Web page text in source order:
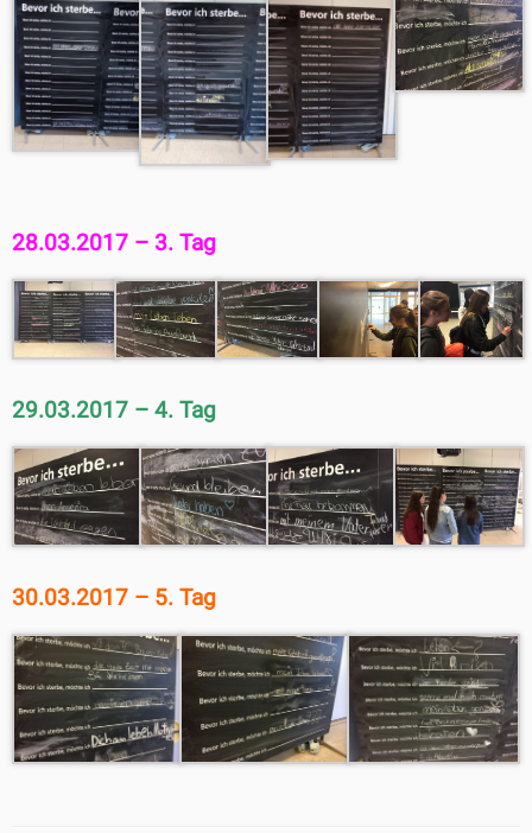
28.03.2017 – 3. Tag
29.03.2017 – 4. Tag
30.03.2017 – 5. Tag